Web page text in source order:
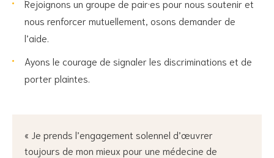
Rejoignons un groupe de pair·es pour nous soutenir et
nous renforcer mutuellement, osons demander de
l’aide.
Ayons le courage de signaler les discriminations et de
porter plaintes.
« Je prends l’engagement solennel d’œuvrer
toujours de mon mieux pour une médecine de